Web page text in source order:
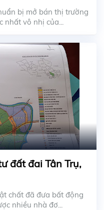
bị mở bán thị trường
vô nhị của...
đất đai Tân Trụ,
chất đã đưa bất động
nhiều nhà đơ...